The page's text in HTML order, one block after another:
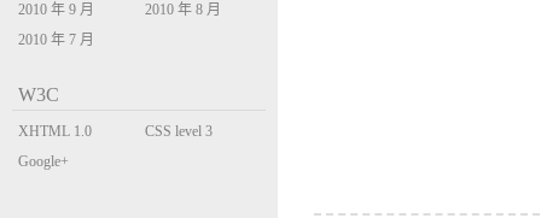
2010 年 9 月
2010 年 8 月
2010 年 7 月
W3C
XHTML 1.0
Transitional
CSS level 3
Google+